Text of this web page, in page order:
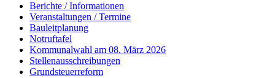
Berichte / Informationen
Veranstaltungen / Termine
Bauleitplanung
Notruftafel
Kommunalwahl am 08. März 2026
Stellenausschreibungen
Grundsteuerreform